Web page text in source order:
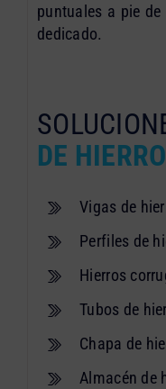
puntuales a pie
dedicado.
DE HIERRO
Vigas de
Perfiles de
Hierros
Tubos de
Chapa de
Almacén de